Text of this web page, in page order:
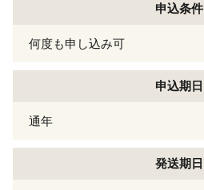
申込条件
何度も申し込み可
申込期日
通年
発送期日